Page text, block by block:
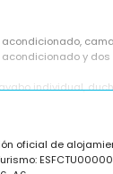
acondicionado,
acondicionado y
individual,
de 10m x
oficial de